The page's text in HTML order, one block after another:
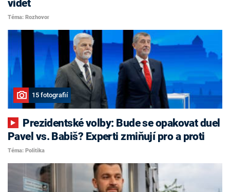
vidět
Téma: Rozhovor
15 fotografií
Pavel vs. Babiš? Experti zmiňují pro a proti
Téma: Politika